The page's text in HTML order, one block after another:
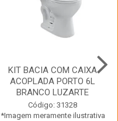
KIT BACIA COM CAIXA
ACOPLADA PORTO 6L
BRANCO LUZARTE
Código: 31328
*Imagem meramente ilustrativa